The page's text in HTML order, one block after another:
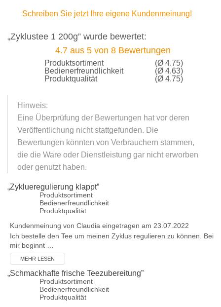
Schreiben Sie jetzt Ihre eigene Kundenmeinung!
„Zyklustee 1 200g” wurde bewertet:
4.7 aus 5 von 8 Bewertungen
Produktsortiment
(Ø 4.75)
Bedienerfreundlichkeit
(Ø 4.63)
Produktqualität
(Ø 4.75)
Hinweis:
Eine Überprüfung der Bewertungen hat vor deren
Veröffentlichung nicht stattgefunden. Die
Bewertungen könnten von Verbrauchern stammen,
die die Ware oder Dienstleistung gar nicht erworben
oder genutzt haben.
„Zyklueregulierung klappt”
Produktsortiment
Bedienerfreundlichkeit
Produktqualität
Kundenmeinung von Claudia eingetragen am 23.07.2022
Ich bestelle den Tee um meinen Zyklus regulieren zu können. Bei
mir beginnt …
MEHR LESEN
„Schmackhafte frische Teezubereitung”
Produktsortiment
Bedienerfreundlichkeit
Produktqualität